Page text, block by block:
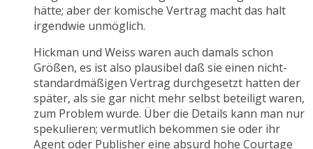
hätte; aber der komische Vertrag macht das halt
irgendwie unmöglich.
Hickman und Weiss waren auch damals schon
Größen, es ist also plausibel daß sie einen nicht-
standardmäßigen Vertrag durchgesetzt hatten der
später, als sie gar nicht mehr selbst beteiligt waren,
zum Problem wurde. Über die Details kann man nur
spekulieren; vermutlich bekommen sie oder ihr
Agent oder Publisher eine absurd hohe Courtage